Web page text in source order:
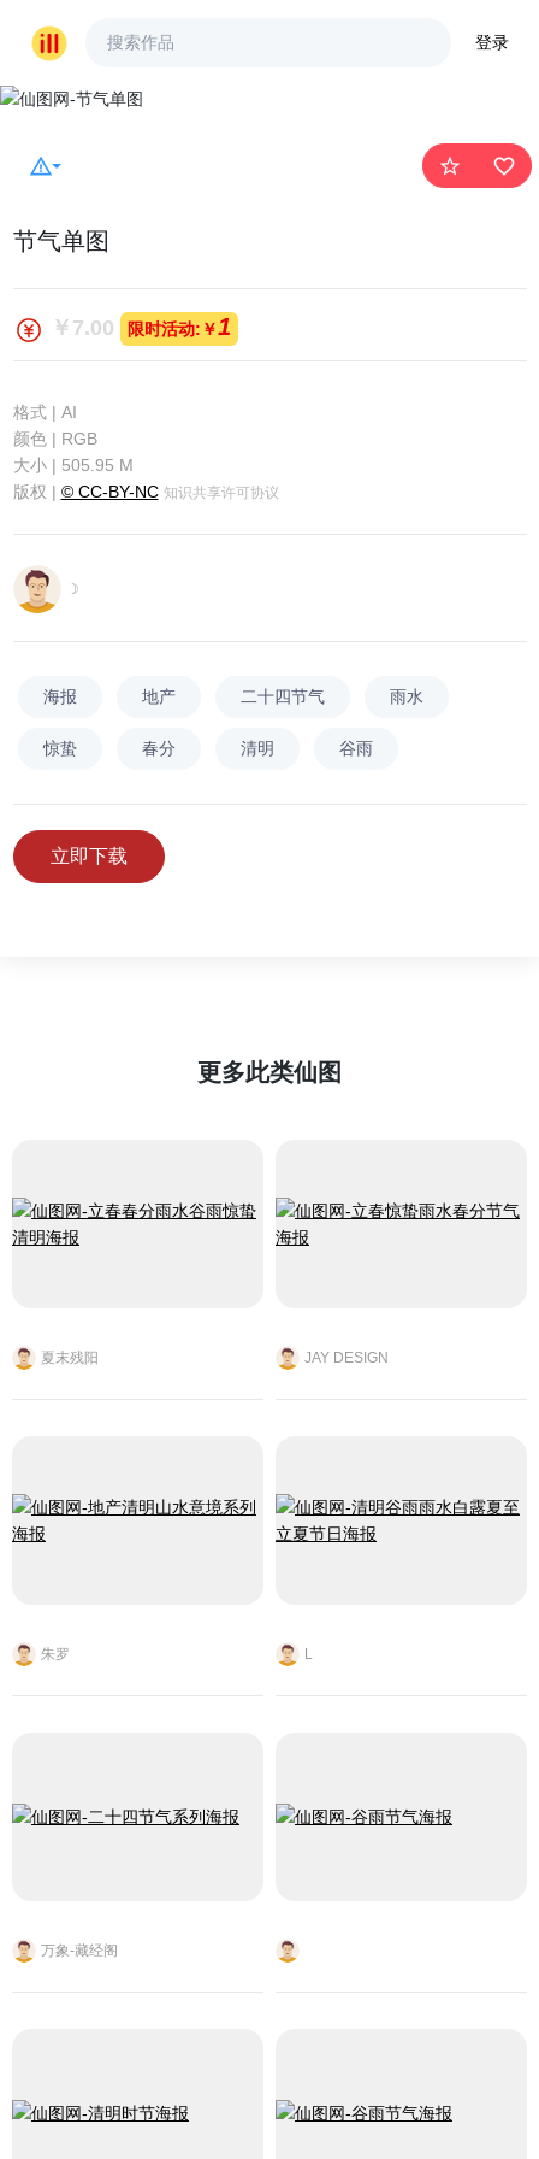
登录
warning_amber star_outline favorite_border
节气单图
￥7.00 限时活动:￥1
格式 | AI
颜色 | RGB
大小 | 505.95 M
版权 | © CC-BY-NC 知识共享许可协议
☽
海报 地产 二十四节气 雨水
惊蛰 春分 清明 谷雨
立即下载
更多此类仙图
夏末残阳
朱罗
万象-藏经阁
JAY DESIGN
L